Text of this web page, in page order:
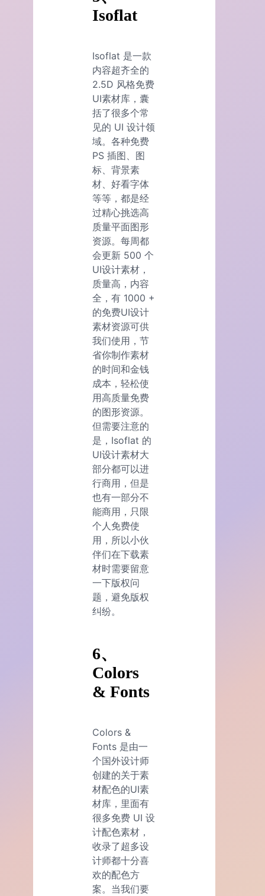
Isoflat
Isoflat 是一款
内容超齐全的
2.5D 风格免费
UI素材库，囊
括了很多个常
见的 UI 设计领
域。各种免费
PS 插图、图
标、背景素
材、好看字体
等等，都是经
过精心挑选高
质量平面图形
资源。每周都
会更新 500 个
UI设计素材，
质量高，内容
全，有 1000 +
的免费UI设计
素材资源可供
我们使用，节
省你制作素材
的时间和金钱
成本，轻松使
用高质量免费
的图形资源。
但需要注意的
是，Isoflat 的
UI设计素材大
部分都可以进
行商用，但是
也有一部分不
能商用，只限
个人免费使
用，所以小伙
伴们在下载素
材时需要留意
一下版权问
题，避免版权
纠纷。
6、
Colors
& Fonts
Colors &
Fonts 是由一
个国外设计师
创建的关于素
材配色的UI素
材库，里面有
很多免费 UI 设
计配色素材，
收录了超多设
计师都十分喜
欢的配色方
案。当我们要